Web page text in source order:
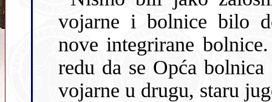
vojarne i bolnice bilo
nove integrirane
redu da se Opća bolnica u Rijeci seli iz jedne stare austrijske